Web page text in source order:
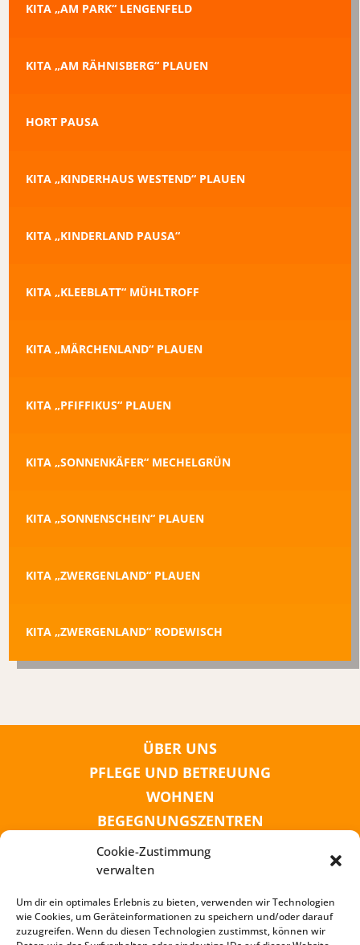
Cookie-Zustimmung
verwalten
Um dir ein optimales Erlebnis zu bieten, verwenden wir Technologien
wie Cookies, um Geräteinformationen zu speichern und/oder darauf
zuzugreifen. Wenn du diesen Technologien zustimmst, können wir
KITA „AM PARK“ LENGENFELD
KITA „AM RÄHNISBERG“ PLAUEN
HORT PAUSA
KITA „KINDERHAUS WESTEND“ PLAUEN
KITA „KINDERLAND PAUSA“
KITA „KLEEBLATT“ MÜHLTROFF
KITA „MÄRCHENLAND“ PLAUEN
KITA „PFIFFIKUS“ PLAUEN
KITA „SONNENKÄFER“ MECHELGRÜN
KITA „SONNENSCHEIN“ PLAUEN
KITA „ZWERGENLAND“ PLAUEN
KITA „ZWERGENLAND“ RODEWISCH
ÜBER UNS
PFLEGE UND BETREUUNG
WOHNEN
BEGEGNUNGSZENTREN
KINDER UND JUGEND
KONTAKT